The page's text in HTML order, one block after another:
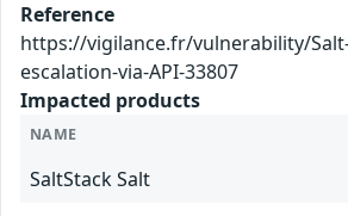
Reference
https://vigilance.fr/vulnerability/
escalation-via-API-33807
Impacted products
NAME
SaltStack Salt